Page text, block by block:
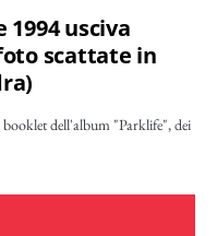
1994 usciva
scattate in
dell'album "Parklife", dei